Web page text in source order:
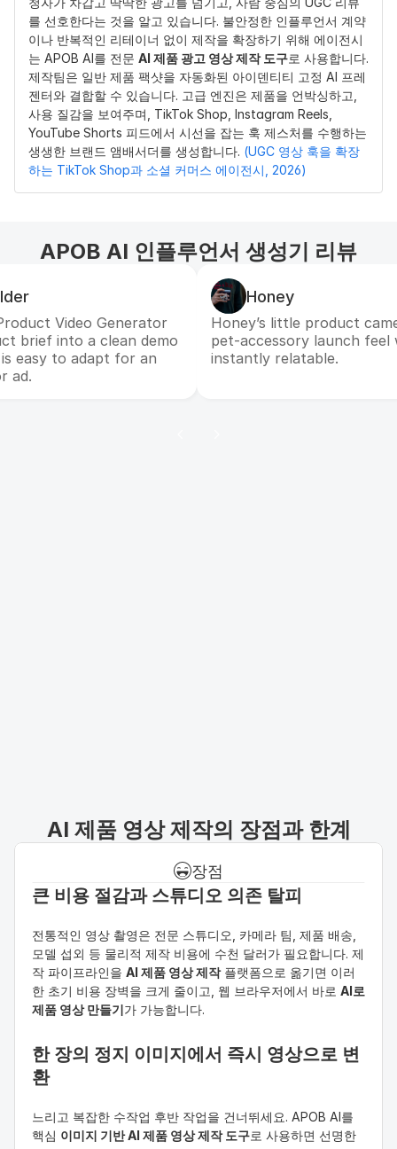
를 선호한다는 것을 알고 있습니다. 불안정한 인플루언서 계약
이나 반복적인 리테이너 없이 제작을 확장하기 위해 에이전시
는 APOB AI를 전문 AI 제품 광고 영상 제작 도구로 사용합니다.
제작팀은 일반 제품 팩샷을 자동화된 아이덴티티 고정 AI 프레
젠터와 결합할 수 있습니다. 고급 엔진은 제품을 언박싱하고,
사용 질감을 보여주며, TikTok Shop, Instagram Reels,
YouTube Shorts 피드에서 시선을 잡는 훅 제스처를 수행하는
생생한 브랜드 앰배서더를 생성합니다. (UGC 영상 훅을 확장
하는 TikTok Shop과 소셜 커머스 에이전시, 2026)
APOB AI 인플루언서 생성기 리뷰
Video Generator
brief into a clean demo
easy to adapt for an
ad.
Honey
Honey’s little product
pet-accessory launch feel
instantly relatable.
AI 제품 영상 제작의 장점과 한계
장점
큰 비용 절감과 스튜디오 의존 탈피
전통적인 영상 촬영은 전문 스튜디오, 카메라 팀, 제품 배송,
모델 섭외 등 물리적 제작 비용에 수천 달러가 필요합니다. 제
작 파이프라인을 AI 제품 영상 제작 플랫폼으로 옮기면 이러
한 초기 비용 장벽을 크게 줄이고, 웹 브라우저에서 바로 AI로
제품 영상 만들기가 가능합니다.
한 장의 정지 이미지에서 즉시 영상으로 변
환
느리고 복잡한 수작업 후반 작업을 건너뛰세요. APOB AI를
핵심 이미지 기반 AI 제품 영상 제작 도구로 사용하면 선명한